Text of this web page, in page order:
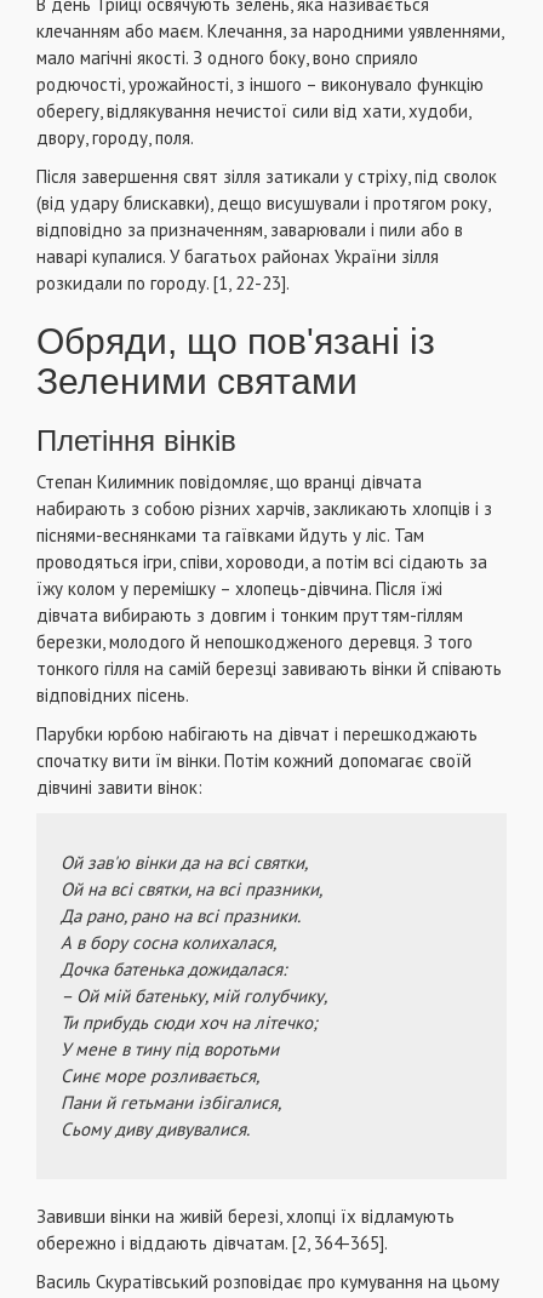
В день Трійці освячують зелень, яка називається
клечанням або маєм. Клечання, за народними уявленнями,
мало магічні якості. З одного боку, воно сприяло
родючості, урожайності, з іншого – виконувало функцію
оберегу, відлякування нечистої сили від хати, худоби,
двору, городу, поля.
Після завершення свят зілля затикали у стріху, під сволок
(від удару блискавки), дещо висушували і протягом року,
відповідно за призначенням, заварювали і пили або в
наварі купалися. У багатьох районах України зілля
розкидали по городу. [1, 22-23].
Обряди, що пов'язані із
Зеленими святами
Плетіння вінків
Степан Килимник повідомляє, що вранці дівчата
набирають з собою різних харчів, закликають хлопців і з
піснями-веснянками та гаївками йдуть у ліс. Там
проводяться ігри, співи, хороводи, а потім всі сідають за
їжу колом у перемішку – хлопець-дівчина. Після їжі
дівчата вибирають з довгим і тонким пруттям-гіллям
березки, молодого й непошкодженого деревця. З того
тонкого гілля на самій березці завивають вінки й співають
відповідних пісень.
Парубки юрбою набігають на дівчат і перешкоджають
спочатку вити їм вінки. Потім кожний допомагає своїй
дівчині завити вінок:
Ой зав'ю вінки да на всі святки,
Ой на всі святки, на всі празники,
Да рано, рано на всі празники.
А в бору сосна колихалася,
Дочка батенька дожидалася:
– Ой мій батеньку, мій голубчику,
Ти прибудь сюди хоч на літечко;
У мене в тину під воротьми
Синє море розливається,
Пани й гетьмани ізбігалися,
Сьому диву дивувалися.
Завивши вінки на живій березі, хлопці їх відламують
обережно і віддають дівчатам. [2, 364-365].
Василь Скуратівський розповідає про кумування на цьому